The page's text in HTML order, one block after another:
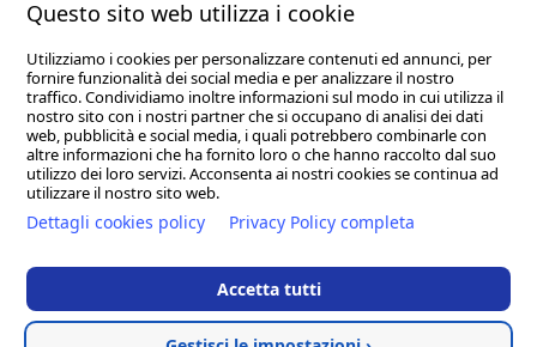
Pomioli arredamenti di Pomioli Pierino & C snc
Email:info@arredamentipomioli.it- P.Iva: 00968200444
Privacy Policy-Cookie Policy
Hosted and Created byClion
Questo sito web utilizza i cookie
Utilizziamo i cookies per personalizzare contenuti ed annunci, per
fornire funzionalità dei social media e per analizzare il nostro
traffico. Condividiamo inoltre informazioni sul modo in cui utilizza il
nostro sito con i nostri partner che si occupano di analisi dei dati
web, pubblicità e social media, i quali potrebbero combinarle con
altre informazioni che ha fornito loro o che hanno raccolto dal suo
utilizzo dei loro servizi. Acconsenta ai nostri cookies se continua ad
utilizzare il nostro sito web.
Dettagli cookies policy Privacy Policy completa
Accetta tutti